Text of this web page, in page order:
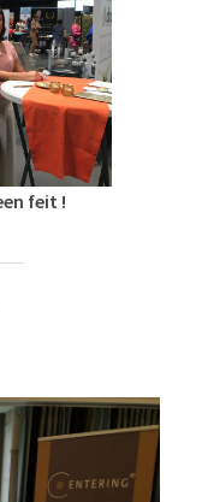
feit !